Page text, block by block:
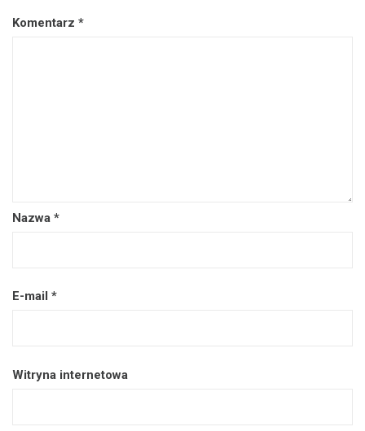
Komentarz *
Nazwa *
E-mail *
Witryna internetowa